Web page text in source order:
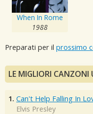
When In Rome
1988
Preparati per il prossimo
LE MIGLIORI CANZONI
1. Can't Help Falling In
Elvis Presley